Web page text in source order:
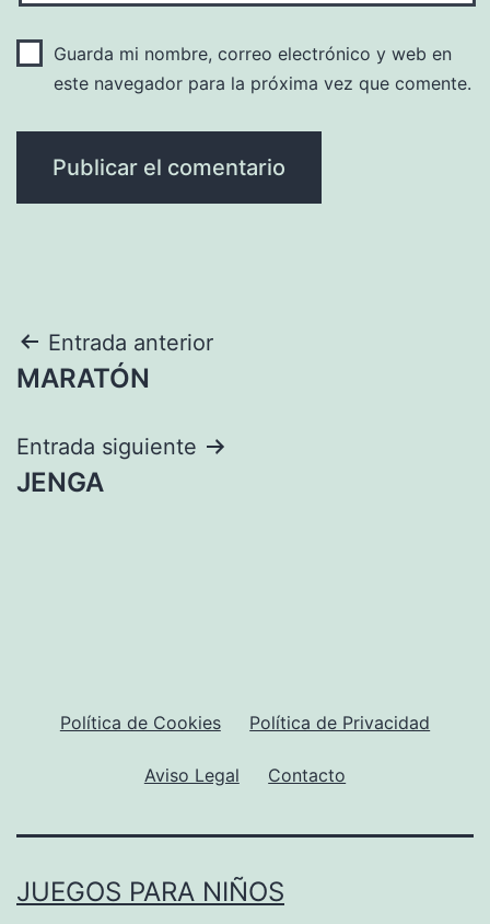
Guarda mi nombre, correo electrónico y web en
este navegador para la próxima vez que comente.
Navegación
de
entradas
Entrada anterior
MARATÓN
Entrada siguiente
JENGA
Política de Cookies Política de Privacidad
Aviso Legal Contacto
JUEGOS PARA NIÑOS